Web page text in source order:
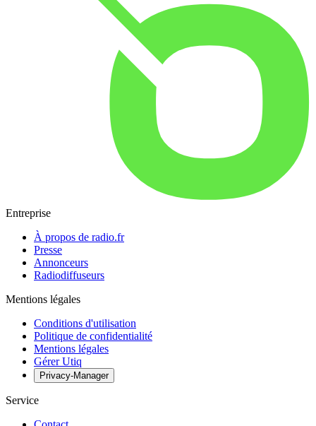
Entreprise
À propos de radio.fr
Presse
Annonceurs
Radiodiffuseurs
Mentions légales
Conditions d'utilisation
Politique de confidentialité
Mentions légales
Gérer Utiq
Privacy-Manager
Service